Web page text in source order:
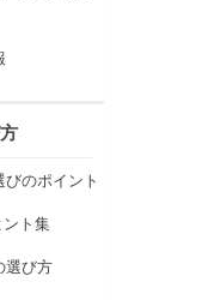
のポイント
ト集
選び方